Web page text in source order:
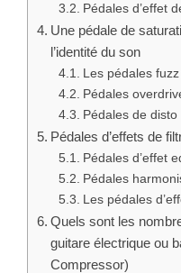
Pédales d’effet
Une pédale de
l’identité du son
Les pédales fuzz
Pédales
Pédales de disto
Pédales d’effets de
Pédales d’effet
Pédales
Les pédales
Quels sont les
guitare électrique ou
Compressor)